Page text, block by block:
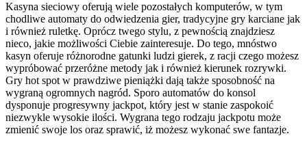
Kasyna sieciowy oferują wiele pozostałych komputerów, w tym
chodliwe automaty do odwiedzenia gier, tradycyjne gry karciane jak
i również ruletkę. Oprócz twego stylu, z pewnością znajdziesz
nieco, jakie możliwości Ciebie zainteresuje. Do tego, mnóstwo
kasyn oferuje różnorodne gatunki ludzi gierek, z racji czego możesz
wypróbować przeróżne metody jak i również kierunek rozrywki.
Gry hot spot w prawdziwe pieniążki dają także sposobność na
wygraną ogromnych nagród. Sporo automatów do konsol
dysponuje progresywny jackpot, który jest w stanie zaspokoić
niezwykle wysokie ilości. Wygrana tego rodzaju jackpotu może
zmienić swoje los oraz sprawić, iż możesz wykonać swe fantazje.